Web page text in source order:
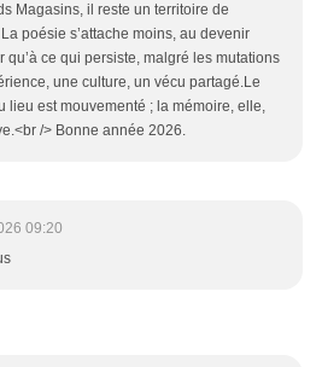
Magasins, il reste un territoire de
poésie s’attache moins, au devenir
qu’à ce qui persiste, malgré les mutations
une culture, un vécu partagé.Le
lieu est mouvementé ; la mémoire, elle,
/> Bonne année 2026.
09:20